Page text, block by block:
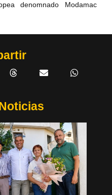
denomnado Modamac